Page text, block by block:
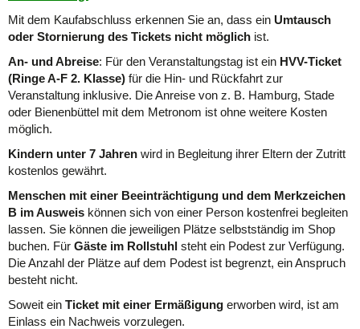
Mit dem Kaufabschluss erkennen Sie an, dass ein Umtausch
oder Stornierung des Tickets nicht möglich ist.
An- und Abreise: Für den Veranstaltungstag ist ein HVV-Ticket
(Ringe A-F 2. Klasse) für die Hin- und Rückfahrt zur
Veranstaltung inklusive. Die Anreise von z. B. Hamburg, Stade
oder Bienenbüttel mit dem Metronom ist ohne weitere Kosten
möglich.
Kindern unter 7 Jahren wird in Begleitung ihrer Eltern der Zutritt
kostenlos gewährt.
Menschen mit einer Beeinträchtigung und dem Merkzeichen
B im Ausweis können sich von einer Person kostenfrei begleiten
lassen. Sie können die jeweiligen Plätze selbstständig im Shop
buchen. Für Gäste im Rollstuhl steht ein Podest zur Verfügung.
Die Anzahl der Plätze auf dem Podest ist begrenzt, ein Anspruch
besteht nicht.
Soweit ein Ticket mit einer Ermäßigung erworben wird, ist am
Einlass ein Nachweis vorzulegen.